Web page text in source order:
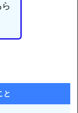
と